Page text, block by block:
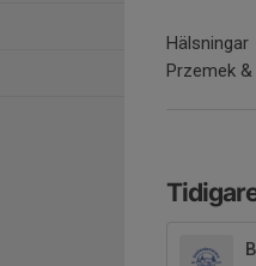
Hälsningar
Przemek &